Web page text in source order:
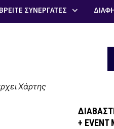
ΒΡΕΙΤΕ ΣΥΝΕΡΓΑΤΕΣ
Χάρτης
+ EVENT